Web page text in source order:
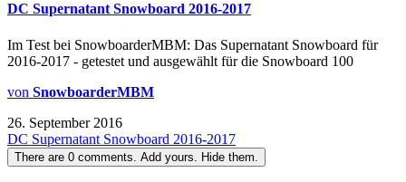
DC Supernatant Snowboard 2016-2017
Im Test bei SnowboarderMBM: Das Supernatant Snowboard für
2016-2017 - getestet und ausgewählt für die Snowboard 100
von SnowboarderMBM
26. September 2016
DC Supernatant Snowboard 2016-2017
There are 0 comments. Add yours. Hide them.